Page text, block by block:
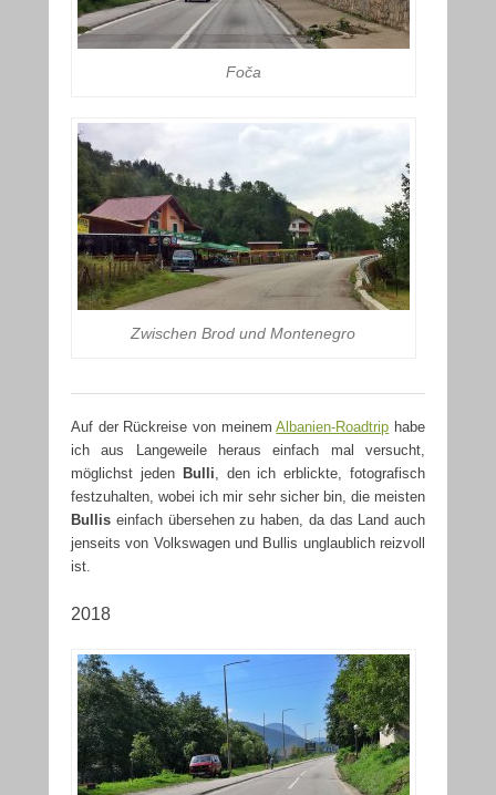
Foča
Zwischen Brod und Montenegro
Auf der Rückreise von meinemAlbanien-Roadtrip habe
ich aus Langeweile heraus einfach mal versucht,
möglichst jeden Bulli, den ich erblickte, fotografisch
festzuhalten, wobei ich mir sehr sicher bin, die meisten
Bullis einfach übersehen zu haben, da das Land auch
jenseits von Volkswagen und Bullis unglaublich reizvoll
ist.
2018